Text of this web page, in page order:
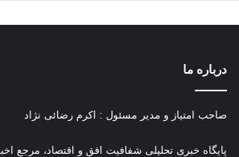
درباره ما
صاحب امتیاز و مدیر مسئول : اکرم رضائی نژاد
پایگاه خبری تحلیلی شفافیت افق و اقتصاد، مرجع